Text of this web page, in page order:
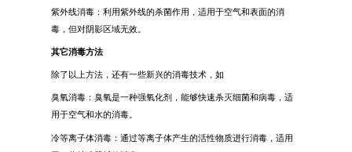
紫外线消毒：利用紫外线的杀菌作用，适用于空气和表面的消
毒，但对阴影区域无效。
其它消毒方法
除了以上方法，还有一些新兴的消毒技术，如
臭氧消毒：臭氧是一种强氧化剂，能够快速杀灭细菌和病毒，适
用于空气和水的消毒。
冷等离子体消毒：通过等离子体产生的活性物质进行消毒，适用